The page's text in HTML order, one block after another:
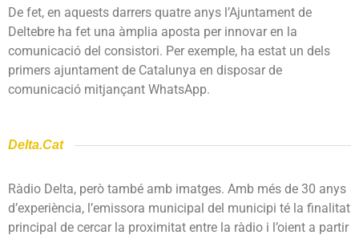
De fet, en aquests darrers quatre anys l’Ajuntament de
Deltebre ha fet una àmplia aposta per innovar en la
comunicació del consistori. Per exemple, ha estat un dels
primers ajuntament de Catalunya en disposar de
comunicació mitjançant WhatsApp.
Delta.Cat
Ràdio Delta, però també amb imatges. Amb més de 30 anys
d’experiència, l’emissora municipal del municipi té la finalitat
principal de cercar la proximitat entre la ràdio i l’oient a partir